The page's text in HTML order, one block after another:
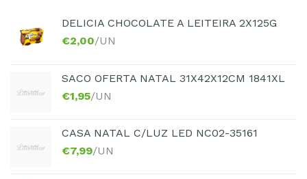
DELICIA CHOCOLATE A LEITEIRA 2X125G
€2,00/UN
SACO OFERTA NATAL 31X42X12CM 1841XL
€1,95/UN
CASA NATAL C/LUZ LED NC02-35161
€7,99/UN